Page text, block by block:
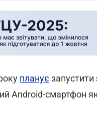
планує запустити
Android-смартфон